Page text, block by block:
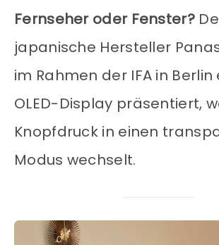
Fernseher oder Fenster?
japanische Hersteller
im Rahmen der IFA in Berlin
OLED-Display präsentiert,
Knopfdruck in einen
Modus wechselt.